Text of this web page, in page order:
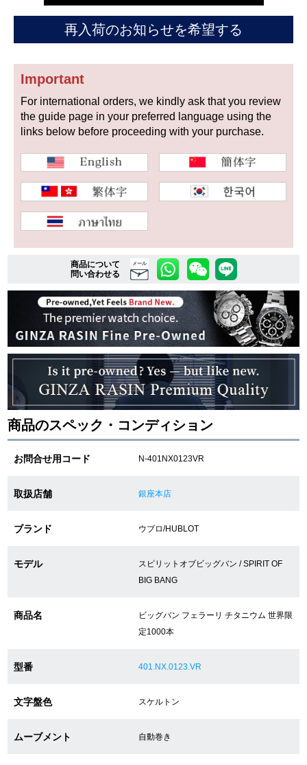
ヴァシュロン
コンスタンタン
チューダー パネライ
商品の状態から探す
中古品 アンティーク品
WEB限定品
複数条件で商品を絞り込む
詳細検索はこちら
ご利用ガイド
GINZA RASINのプレミアムクオリティについて
送料・お支払方法
ショッピングローンの流れ
ショップサービス
保証・アフターサービス
腕時計サイズ調整サービス
店舗受け取りサービス
店舗取り寄せサービス
再入荷のお知らせを希望する
Important
For international orders, we kindly ask that you review
the guide page in your preferred language using the
links below before proceeding with your purchase.
商品について
問い合わせる
メール
商品のスペック・コンディション
お問合せ用コード N-401NX0123VR
取扱店舗 銀座本店
ブランド ウブロ/HUBLOT
モデル
スピリットオブビッグバン / SPIRIT OF
BIG BANG
商品名
ビッグバン フェラーリ チタニウム 世界限
定1000本
型番 401.NX.0123.VR
文字盤色 スケルトン
ムーブメント 自動巻き